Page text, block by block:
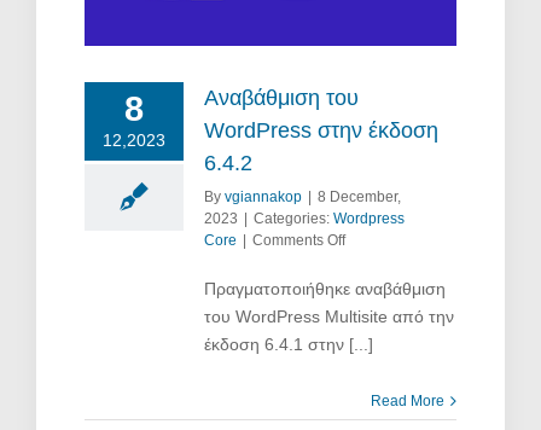
8
12,2023
Αναβάθμιση του
WordPress στην έκδοση
6.4.2
By vgiannakop | 8 December,
2023 | Categories: Wordpress
Core | Comments Offon
WordPress
στην
έκδοση
Πραγματοποιήθηκε αναβάθμιση
του WordPress Multisite από την
έκδοση 6.4.1 στην [...]
Read More